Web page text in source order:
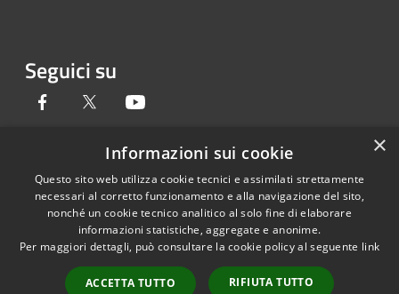
Seguici su
Facebook Twitter
RSS
Accessibilità
Cookie
Mappa del sito
Copyright © 2026 • Provincia di
Pavia • Powered by
Municipium•Accesso
redazione
×
Informazioni sui cookie
Questo sito web utilizza cookie tecnici e assimilati strettamente
necessari al corretto funzionamento e alla navigazione del sito,
nonché un cookie tecnico analitico al solo fine di elaborare
informazioni statistiche, aggregate e anonime.
Per maggiori dettagli, può consultare la cookie policy al seguente link
ACCETTA TUTTO RIFIUTA TUTTO